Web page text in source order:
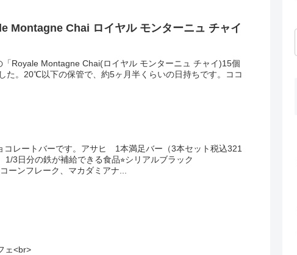
Montagne Chai ロイヤル モンターニュ チャイ
Royale Montagne Chai(ロイヤル モンターニュ チャイ)15個
た。20℃以下の保管で、約5ヶ月半くらいの日持ちです。ココ
コレートバーです。アサヒ 1本満足バー（3本セット税込321
1/3日分の鉄が補給できる食品⭐︎シリアルブラック
ーンフレーク、マカダミアナ...
ェ<br>